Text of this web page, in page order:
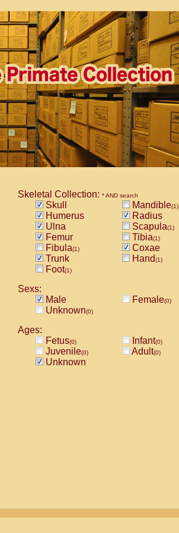
Skeletal Collection: * AND search
Skull Mandible(1)
Humerus
Radius
Ulna
Scapula(1)
Femur Tibia(1)
Fibula(1)
Coxae
Trunk
Hand(1)
Foot(1)
Sexs:
Male
Female(0)
Unknown(0)
Ages:
Fetus(0) Infant(0)
Juvenile(0) Adult(0)
Unknown